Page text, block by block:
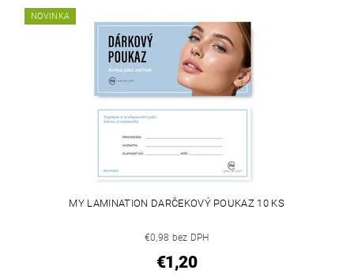
NOVINKA
MY LAMINATION DARČEKOVÝ POUKAZ 10 KS
€0,98 bez DPH
€1,20